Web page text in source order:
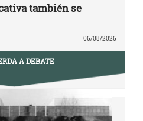
también se
06/08/2026
A DEBATE